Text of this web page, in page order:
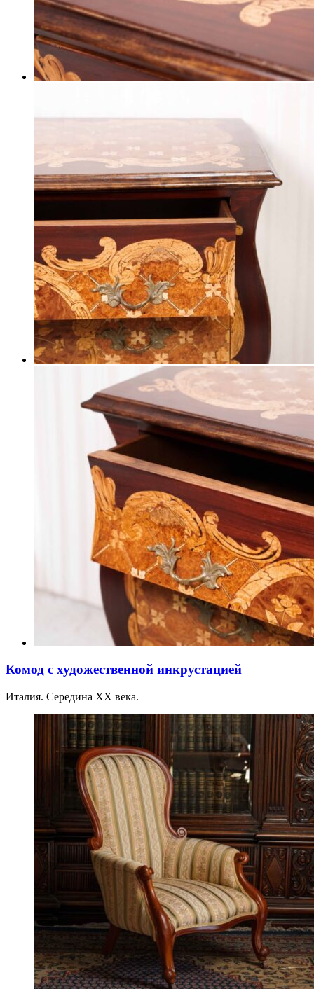
Комод с художественной инкрустацией
Италия. Середина XX века.